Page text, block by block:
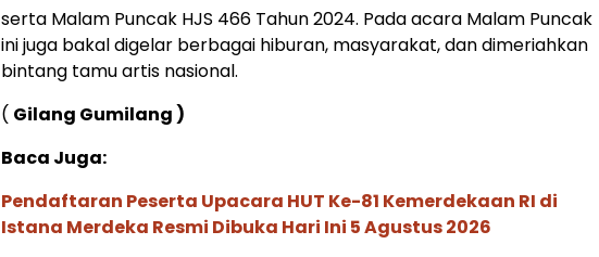
serta Malam Puncak HJS 466 Tahun 2024. Pada acara Malam Puncak
ini juga bakal digelar berbagai hiburan, masyarakat, dan dimeriahkan
bintang tamu artis nasional.
( Gilang Gumilang )
Baca Juga:
Pendaftaran Peserta Upacara HUT Ke-81 Kemerdekaan RI di
Istana Merdeka Resmi Dibuka Hari Ini 5 Agustus 2026